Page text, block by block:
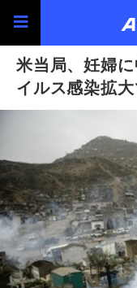
米当局、妊婦
イルス感染拡